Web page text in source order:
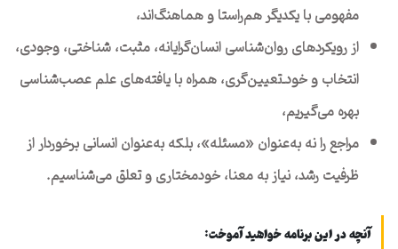
مفهومی با یکدیگر هم‌راستا و هماهنگ‌اند،
از رویکردهای روان‌شناسی انسان‌گرایانه، مثبت، شناختی‌، وجودی،
انتخاب و خود‌ـ‌تعیین‌گری، همراه با یافته‌های علم عصب‌‌شناسی
بهره می‌گیریم،
مراجع را نه به‌عنوان «مسئله»، بلکه به‌عنوان انسانی برخوردار از
ظرفیت رشد، نیاز به معنا، خودمختاری و تعلق می‌شناسیم.
آنچه در این برنامه خواهید آموخت: